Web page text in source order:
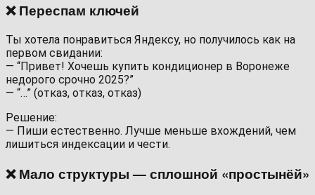
❌ Переспам ключей
Ты хотела понравиться Яндексу, но получилось как на
первом свидании:
— “Привет! Хочешь купить кондиционер в Воронеже
недорого срочно 2025?”
— “…” (отказ, отказ, отказ)
Решение:
— Пиши естественно. Лучше меньше вхождений, чем
лишиться индексации и чести.
❌ Мало структуры — сплошной «простынёй»